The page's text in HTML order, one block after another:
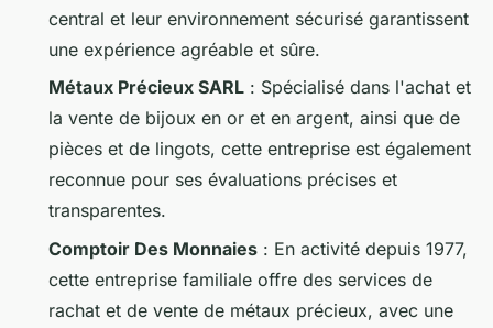
central et leur environnement sécurisé garantissent
une expérience agréable et sûre.
Métaux Précieux SARL : Spécialisé dans l'achat et
la vente de bijoux en or et en argent, ainsi que de
pièces et de lingots, cette entreprise est également
reconnue pour ses évaluations précises et
transparentes.
Comptoir Des Monnaies : En activité depuis 1977,
cette entreprise familiale offre des services de
rachat et de vente de métaux précieux, avec une